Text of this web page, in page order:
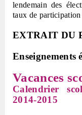
lendemain des
taux de
EXTRAIT DU
Enseignements
Vacances
Calendrier
2014-2015